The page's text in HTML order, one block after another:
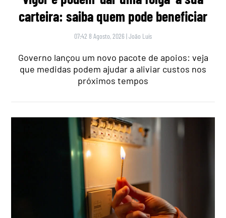
carteira: saiba quem pode beneficiar
07:42 8 Agosto, 2026 |João Luís
Governo lançou um novo pacote de apoios: veja
que medidas podem ajudar a aliviar custos nos
próximos tempos